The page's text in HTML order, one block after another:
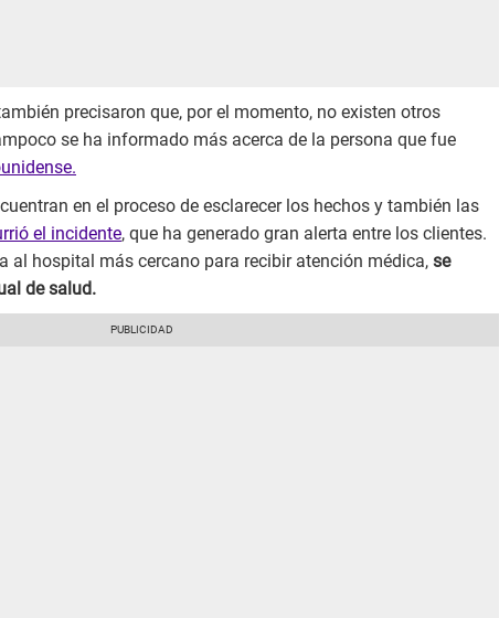
precisaron que, por el momento, no existen otros
se ha informado más acerca de la persona que fue
en el proceso de esclarecer los hechos y también las
el incidente, que ha generado gran alerta entre los clientes.
al hospital más cercano para recibir atención médica, se
de salud.